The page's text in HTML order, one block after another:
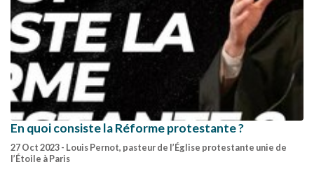
En quoi consiste la Réforme protestante ?
27 Oct 2023- Louis Pernot, pasteur de l’Église protestante unie de
l’Étoile à Paris